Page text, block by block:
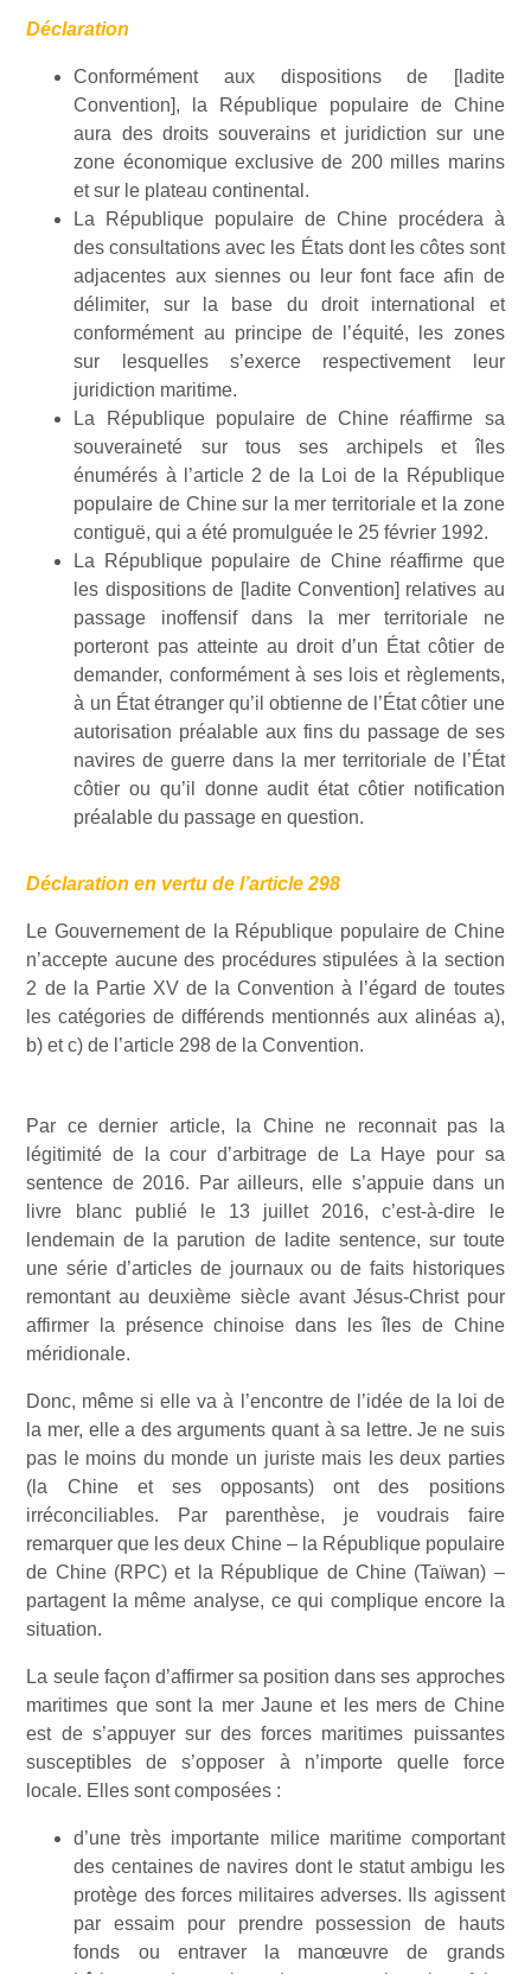
Déclaration
Conformément aux dispositions de [ladite
Convention], la République populaire de Chine
aura des droits souverains et juridiction sur une
zone économique exclusive de 200 milles marins
et sur le plateau continental.
La République populaire de Chine procédera à
des consultations avec les États dont les côtes sont
adjacentes aux siennes ou leur font face afin de
délimiter, sur la base du droit international et
conformément au principe de l’équité, les zones
sur lesquelles s’exerce respectivement leur
juridiction maritime.
La République populaire de Chine réaffirme sa
souveraineté sur tous ses archipels et îles
énumérés à l’article 2 de la Loi de la République
populaire de Chine sur la mer territoriale et la zone
contiguë, qui a été promulguée le 25 février 1992.
La République populaire de Chine réaffirme que
les dispositions de [ladite Convention] relatives au
passage inoffensif dans la mer territoriale ne
porteront pas atteinte au droit d’un État côtier de
demander, conformément à ses lois et règlements,
à un État étranger qu’il obtienne de l’État côtier une
autorisation préalable aux fins du passage de ses
navires de guerre dans la mer territoriale de l’État
côtier ou qu’il donne audit état côtier notification
préalable du passage en question.
Déclaration en vertu de l’article 298
Le Gouvernement de la République populaire de Chine
n’accepte aucune des procédures stipulées à la section
2 de la Partie XV de la Convention à l’égard de toutes
les catégories de différends mentionnés aux alinéas a),
b) et c) de l’article 298 de la Convention.
Par ce dernier article, la Chine ne reconnait pas la
légitimité de la cour d’arbitrage de La Haye pour sa
sentence de 2016. Par ailleurs, elle s’appuie dans un
livre blanc publié le 13 juillet 2016, c’est-à-dire le
lendemain de la parution de ladite sentence, sur toute
une série d’articles de journaux ou de faits historiques
remontant au deuxième siècle avant Jésus-Christ pour
affirmer la présence chinoise dans les îles de Chine
méridionale.
Donc, même si elle va à l’encontre de l’idée de la loi de
la mer, elle a des arguments quant à sa lettre. Je ne suis
pas le moins du monde un juriste mais les deux parties
(la Chine et ses opposants) ont des positions
irréconciliables. Par parenthèse, je voudrais faire
remarquer que les deux Chine – la République populaire
de Chine (RPC) et la République de Chine (Taïwan) –
partagent la même analyse, ce qui complique encore la
situation.
La seule façon d’affirmer sa position dans ses approches
maritimes que sont la mer Jaune et les mers de Chine
est de s’appuyer sur des forces maritimes puissantes
susceptibles de s’opposer à n’importe quelle force
locale. Elles sont composées :
d’une très importante milice maritime comportant
des centaines de navires dont le statut ambigu les
protège des forces militaires adverses. Ils agissent
par essaim pour prendre possession de hauts
fonds ou entraver la manœuvre de grands